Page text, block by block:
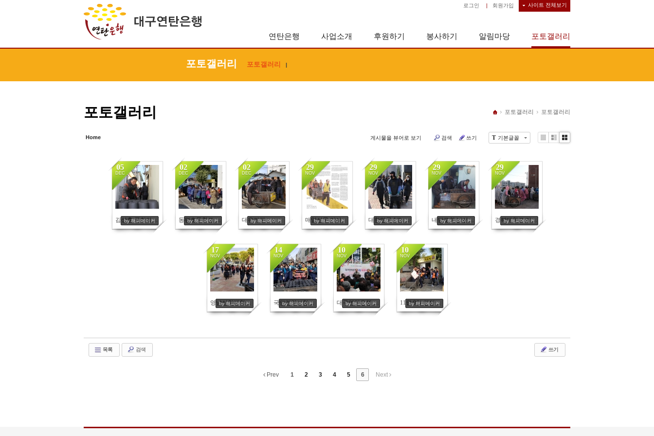
사이트 전체보기
로그인 | 회원가입
연탄은행 사업소개 후원하기 봉사하기 알림마당 포토갤러리
포토갤러리 포토갤러리 |
포토갤러리 포토갤러리 포토갤러리
Home T 기본글꼴
게시물을 뷰어로 보기 검색 쓰기
Li
Zi
G
김상훈 국회의원, 홍병헌 대구 서구의원외 여러분들
05
DEC
by 해피메이커
4129
동평초등학교 선생님들과 학생들
02
DEC
by 해피메이커
4164
대유기전
02
DEC
by 해피메이커
4257
매일신문 기사
29
NOV
by 해피메이커
4446
대한민국 1도 올리기
29
NOV
by 해피메이커
4161
내당교회 남선교회
29
NOV
by 해피메이커
4238
경북대학교 기독센터 학생들 연탄봉사
29
NOV
by 해피메이커
4054
영남신학대학교 기독교 교육학과 학생들 연탄봉사
17
NOV
by 해피메이커
4281
국민건강보험공단(대구지역) 연탄봉사
14
NOV
by 해피메이커
4318
대구연탄은행 사업 재개식 2017.10.27
10
NOV
by 해피메이커
4206
11월 9일 연탄봉사 2가정(최석희님, 최완석님외 8명 참석. 감사합니다^^)
10
NOV
by 해피메이커
4179
목록 검색 쓰기
Prev 1 2 3 4 5 6 Next